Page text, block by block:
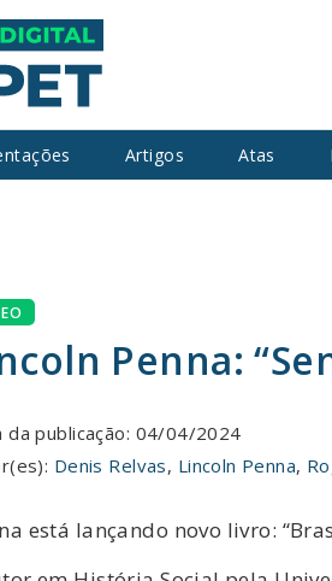
Artigos Atas
Penna:
da publicação: 04/04/2024
Denis Relvas, Lincoln Penna,
está lançando novo livro: